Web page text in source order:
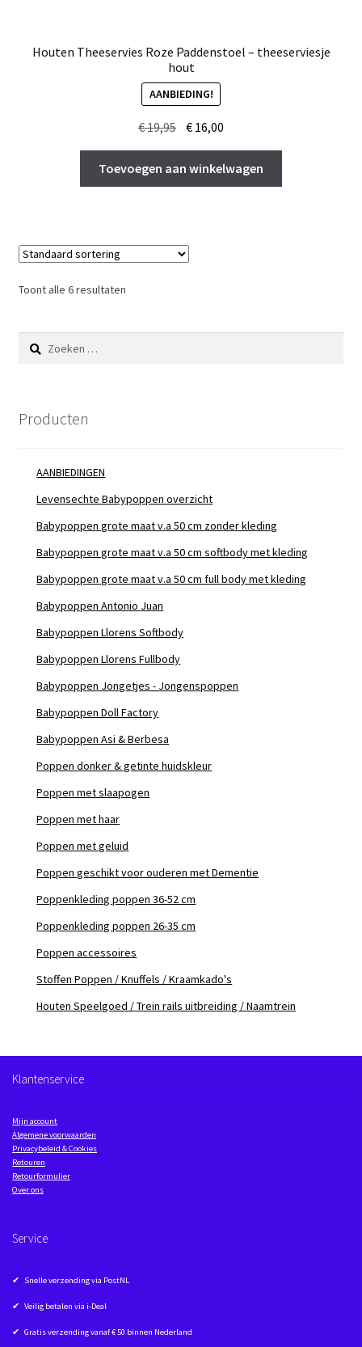
Houten Theeservies Roze Paddenstoel – theeserviesje
hout
AANBIEDING!
€19,95 Oorspronkelijke
prijs
was:
€ 19,95.
€ 16,00
prijs
is:
€ 16,00.
Toevoegen aan winkelwagen
Toont alle 6 resultaten
Zoeken
naar:
Producten
AANBIEDINGEN
Levensechte Babypoppen overzicht
Babypoppen grote maat v.a 50 cm zonder kleding
Babypoppen grote maat v.a 50 cm softbody met kleding
Babypoppen grote maat v.a 50 cm full body met kleding
Babypoppen Antonio Juan
Babypoppen Llorens Softbody
Babypoppen Llorens Fullbody
Babypoppen Jongetjes - Jongenspoppen
Babypoppen Doll Factory
Babypoppen Asi & Berbesa
Poppen donker & getinte huidskleur
Poppen met slaapogen
Poppen met haar
Poppen met geluid
Poppen geschikt voor ouderen met Dementie
Poppenkleding poppen 36-52 cm
Poppenkleding poppen 26-35 cm
Poppen accessoires
Stoffen Poppen / Knuffels / Kraamkado's
Houten Speelgoed / Trein rails uitbreiding / Naamtrein
Klantenservice
Mijn account
Algemene voorwaarden
Privacybeleid & Cookies
Retouren
Retourformulier
Over ons
Service
✔ Snelle verzending via PostNL
✔ Veilig betalen via i-Deal
✔ Gratis verzending vanaf € 50 binnen Nederland